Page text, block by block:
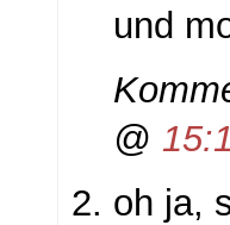
und
@
oh ja,